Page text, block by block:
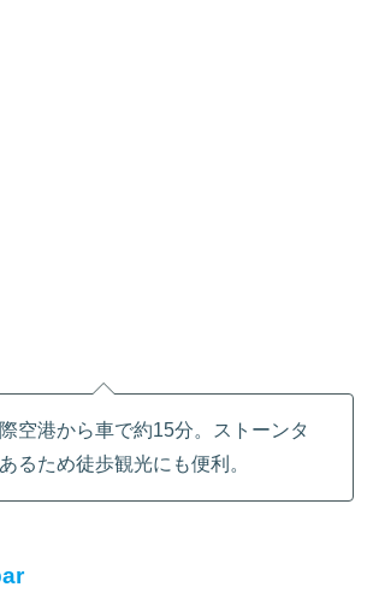
空港から車で約15分。ストーンタ
るため徒歩観光にも便利。